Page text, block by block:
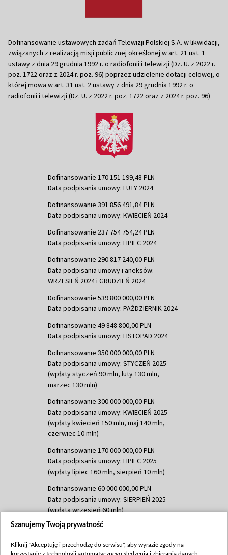
Dofinansowanie ustawowych zadań Telewizji Polskiej S.A. w likwidacji,
związanych z realizacją misji publicznej określonej w art. 21 ust. 1
ustawy z dnia 29 grudnia 1992 r. o radiofonii i telewizji (Dz. U. z 2022 r.
poz. 1722 oraz z 2024 r. poz. 96) poprzez udzielenie dotacji celowej, o
której mowa w art. 31 ust. 2 ustawy z dnia 29 grudnia 1992 r. o
radiofonii i telewizji (Dz. U. z 2022 r. poz. 1722 oraz z 2024 r. poz. 96)
Dofinansowanie 170 151 199,48 PLN
Data podpisania umowy: LUTY 2024
Dofinansowanie 391 856 491,84 PLN
Data podpisania umowy: KWIECIEŃ 2024
Dofinansowanie 237 754 754,24 PLN
Data podpisania umowy: LIPIEC 2024
Dofinansowanie 290 817 240,00 PLN
Data podpisania umowy i aneksów:
WRZESIEŃ 2024 i GRUDZIEŃ 2024
Dofinansowanie 539 800 000,00 PLN
Data podpisania umowy: PAŹDZIERNIK 2024
Dofinansowanie 49 848 800,00 PLN
Data podpisania umowy: LISTOPAD 2024
Dofinansowanie 350 000 000,00 PLN
Data podpisania umowy: STYCZEŃ 2025
(wpłaty styczeń 90 mln, luty 130 mln,
marzec 130 mln)
Dofinansowanie 300 000 000,00 PLN
Data podpisania umowy: KWIECIEŃ 2025
(wpłaty kwiecień 150 mln, maj 140 mln,
czerwiec 10 mln)
Dofinansowanie 170 000 000,00 PLN
Data podpisania umowy: LIPIEC 2025
(wpłaty lipiec 160 mln, sierpień 10 mln)
Dofinansowanie 60 000 000,00 PLN
Data podpisania umowy: SIERPIEŃ 2025
(wpłata wrzesień 60 mln)
Dofinansowanie 635 783 051,21 PLN
(wpłata wrzesień 100 mln, październik 350
Szanujemy Twoją prywatność
Kliknij "Akceptuję i przechodzę do serwisu", aby wyrazić zgody na